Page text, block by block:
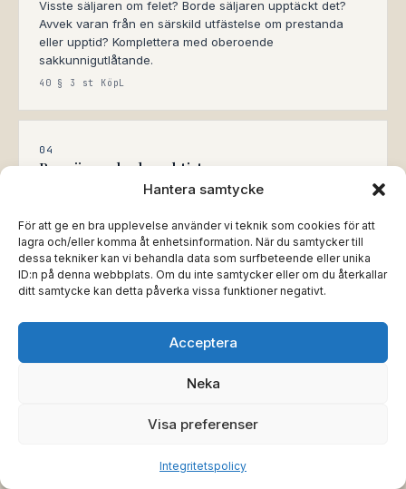
Hantera samtycke
För att ge en bra upplevelse använder vi teknik som cookies för att
lagra och/eller komma åt enhetsinformation. När du samtycker till
dessa tekniker kan vi behandla data som surfbeteende eller unika
ID:n på denna webbplats. Om du inte samtycker eller om du återkallar
ditt samtycke kan detta påverka vissa funktioner negativt.
Acceptera
Neka
Visa preferenser
Integritetspolicy
Visste säljaren om felet? Borde säljaren upptäckt det?
Avvek varan från en särskild utfästelse om prestanda
eller upptid? Komplettera med oberoende
sakkunnigutlåtande.
40 § 3 st KöpL
04
Begränsa skadan aktivt
Vidta rimliga åtgärder för att begränsa förlusten: gör
era kunder så att vite undviks. Skadebegränsningsplikten
är reell – försitts den sätts ersättningen ned.
70 § KöpL
Skicka skriftligt krav
med uppdelning mellan direkt och indirekt skada,
större belopp: överväg stämning eller skiljedom tidigt.